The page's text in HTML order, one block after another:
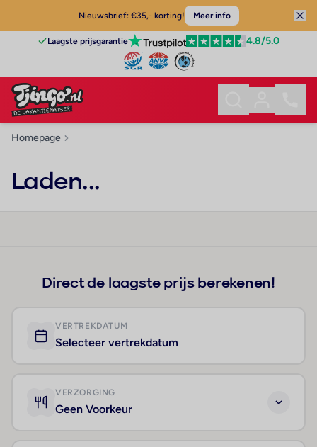
Nieuwsbrief: €35,- korting! Meer info
Laagste prijsgarantie 4.8/5.0
Homepage
Laden...
Direct de laagste prijs berekenen!
VERTREKDATUM
Selecteer vertrekdatum
VERZORGING
Geen Voorkeur